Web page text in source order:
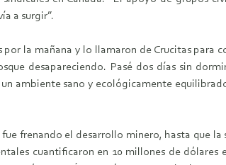
a surgir”.
la mañana y lo llamaron de Crucitas para
desapareciendo. Pasé dos días sin
ambiente sano y ecológicamente
frenando el desarrollo minero, hasta que
cuantificaron en 10 millones de dólares